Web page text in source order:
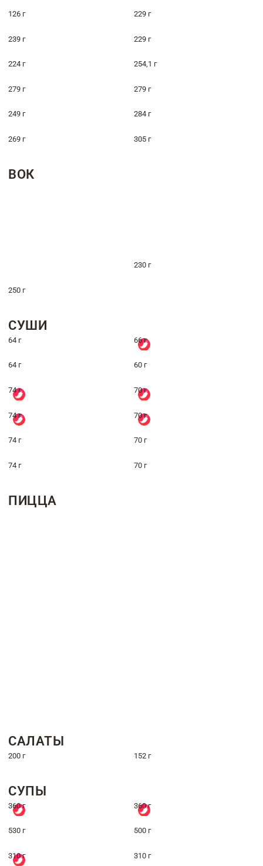
126 г 229 г
239 г 229 г
224 г 254,1 г
279 г 279 г
249 г 284 г
269 г 305 г
ВОК
230 г
250 г
СУШИ
64 г 66 г
64 г 60 г
74 г 70 г
74 г 70 г
74 г 70 г
74 г 70 г
ПИЦЦА
САЛАТЫ
200 г 152 г
СУПЫ
360 г 360 г
530 г 500 г
310 г 310 г